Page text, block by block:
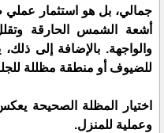
جمالي، بل هو استثمار عملي
أشعة الشمس الحارقة
والواجهة. بالإضافة إلى
للضيوف أو منطقة مظللة
اختيار المظلة الصحيحة
وعملية للمنزل.